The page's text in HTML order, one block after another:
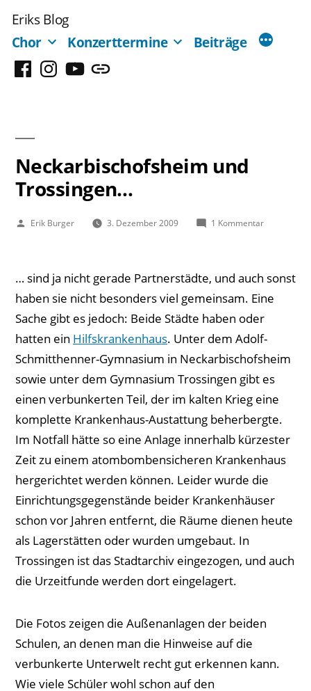
Inhalt
springen
Eriks Blog
Chor
Konzerttermine Beiträge
FacebookInstagram
YouTubeMastodon
Neckarbischofsheim und
Trossingen…
Veröffentlicht
Erik Burger 3. Dezember 2009 1 Kommentarzu
… sind ja nicht gerade Partnerstädte, und auch sonst
haben sie nicht besonders viel gemeinsam. Eine
Sache gibt es jedoch: Beide Städte haben oder
hatten ein Hilfskrankenhaus. Unter dem Adolf-
Schmitthenner-Gymnasium in Neckarbischofsheim
sowie unter dem Gymnasium Trossingen gibt es
einen verbunkerten Teil, der im kalten Krieg eine
komplette Krankenhaus-Austattung beherbergte.
Im Notfall hätte so eine Anlage innerhalb kürzester
Zeit zu einem atombombensicheren Krankenhaus
hergerichtet werden können. Leider wurde die
Einrichtungsgegenstände beider Krankenhäuser
schon vor Jahren entfernt, die Räume dienen heute
als Lagerstätten oder wurden umgebaut. In
Trossingen ist das Stadtarchiv eingezogen, und auch
die Urzeitfunde werden dort eingelagert.
Die Fotos zeigen die Außenanlagen der beiden
Schulen, an denen man die Hinweise auf die
verbunkerte Unterwelt recht gut erkennen kann.
Wie viele Schüler wohl schon auf den